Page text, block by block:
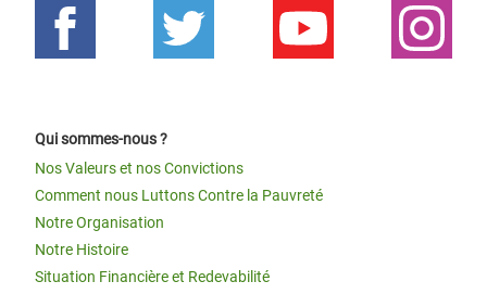
Qui sommes-nous ?
Nos Valeurs et nos Convictions
Comment nous Luttons Contre la Pauvreté
Notre Organisation
Notre Histoire
Situation Financière et Redevabilité